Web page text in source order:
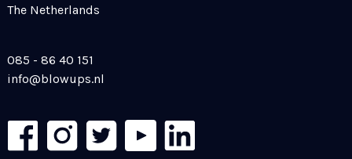
The Netherlands
085 - 86 40 151
info@blowups.nl